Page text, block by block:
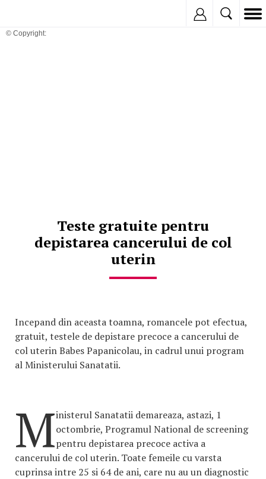
© Copyright:
Teste gratuite pentru
depistarea cancerului de col
uterin
Incepand din aceasta toamna, romancele pot efectua,
gratuit, testele de depistare precoce a cancerului de
col uterin Babes Papanicolau, in cadrul unui program
al Ministerului Sanatatii.
Ministerul Sanatatii demareaza, astazi, 1
octombrie, Programul National de screening
pentru depistarea precoce activa a
cancerului de col uterin. Toate femeile cu varsta
cuprinsa intre 25 si 64 de ani, care nu au un diagnostic